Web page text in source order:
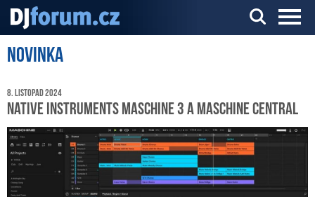
Server o DJ technice a DJingu
Novinka
8. listopad 2024
Native Instruments Maschine 3 a Maschine Central